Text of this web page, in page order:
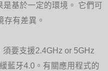
基於一定的環境。 它們可
存有差異。
要支援2.4GHz or 5GHz
藍牙4.0。有關應用程式的